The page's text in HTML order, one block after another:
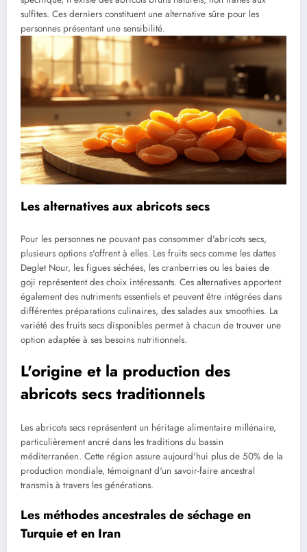
sulfites. Ces derniers constituent une alternative sûre pour les
personnes présentant une sensibilité.
Les alternatives aux abricots secs
Pour les personnes ne pouvant pas consommer d'abricots secs,
plusieurs options s'offrent à elles. Les fruits secs comme les dattes
Deglet Nour, les figues séchées, les cranberries ou les baies de
goji représentent des choix intéressants. Ces alternatives apportent
également des nutriments essentiels et peuvent être intégrées dans
différentes préparations culinaires, des salades aux smoothies. La
variété des fruits secs disponibles permet à chacun de trouver une
option adaptée à ses besoins nutritionnels.
L'origine et la production des
abricots secs traditionnels
Les abricots secs représentent un héritage alimentaire millénaire,
particulièrement ancré dans les traditions du bassin
méditerranéen. Cette région assure aujourd'hui plus de 50% de la
production mondiale, témoignant d'un savoir-faire ancestral
transmis à travers les générations.
Les méthodes ancestrales de séchage en
Turquie et en Iran